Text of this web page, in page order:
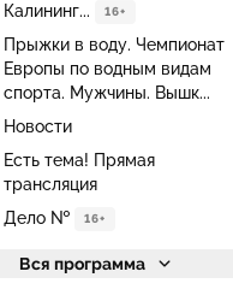
Калининг...
16+
Прыжки в воду. Чемпионат
Европы по водным видам
спорта. Мужчины. Вышк...
Новости
Есть тема! Прямая
трансляция
Дело № 16+
Вся программа